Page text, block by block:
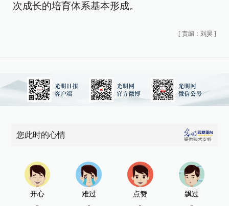
次成长的培育体系基本形成。
[ 责编：刘昊 ]
您此时的心情
开心 难过 点赞 飘过